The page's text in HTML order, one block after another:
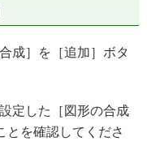
成］を［追加］ボタ
定した［図形の合成
とを確認してくださ